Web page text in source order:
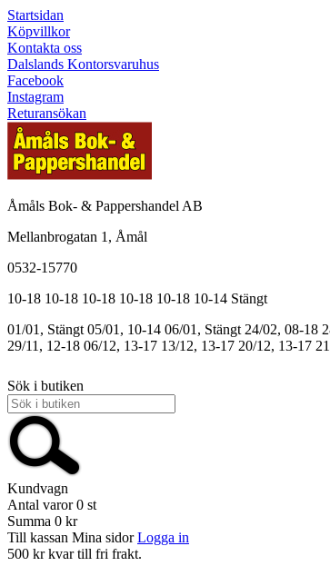
Startsidan
Köpvillkor
Kontakta oss
Dalslands Kontorsvaruhus
Facebook
Instagram
Returansökan
Åmåls Bok- & Pappershandel AB
Mellanbrogatan 1, Åmål
0532-15770
10-18 10-18 10-18 10-18 10-18 10-14 Stängt
01/01, Stängt 05/01, 10-14 06/01, Stängt 24/02, 08-18
29/11, 12-18 06/12, 13-17 13/12, 13-17 20/12, 13-17
Sök i butiken
Kundvagn
Antal varor 0 st
Summa 0 kr
Till kassan Mina sidor Logga in
500 kr kvar till fri frakt.